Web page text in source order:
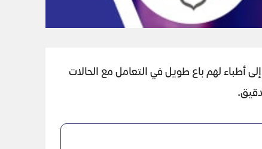
أطباء لهم باع طويل في التعامل مع الحالات